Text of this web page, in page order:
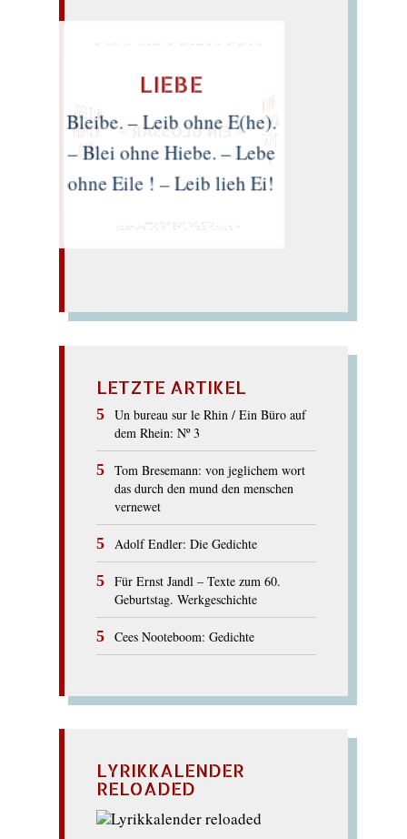
„SUPPE LEHM
ANTIKES IM PELZ
TICKTE O GOTT
LOTTE"
LIEBE
Bleibe. – Leib ohne E(he).
– Blei ohne Hiebe. – Lebe
ohne Eile ! – Leib lieh Ei!
MICHEL LEIRIS ・
FELIX PHILIPP
INGOLD
– EIN GLOSSAR –
WÜRFELN SIE
SPÄTER NOCH
EINMAL!
LETZTE ARTIKEL
Un bureau sur le Rhin / Ein Büro auf
dem Rhein: Nº 3
Tom Bresemann: von jeglichem wort
das durch den mund den menschen
vernewet
Adolf Endler: Die Gedichte
Für Ernst Jandl – Texte zum 60.
Geburtstag. Werkgeschichte
Cees Nooteboom: Gedichte
LYRIKKALENDER
RELOADED